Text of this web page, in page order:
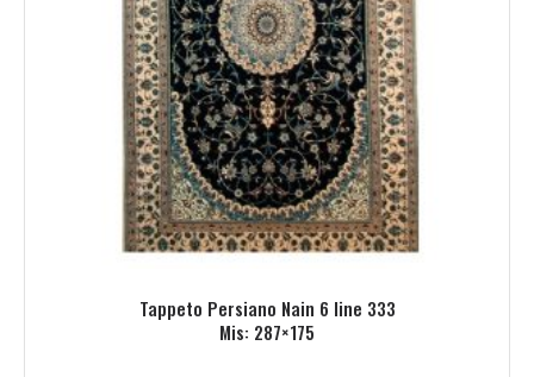
Tappeto Persiano Nain 6 line 333
Mis: 287×175